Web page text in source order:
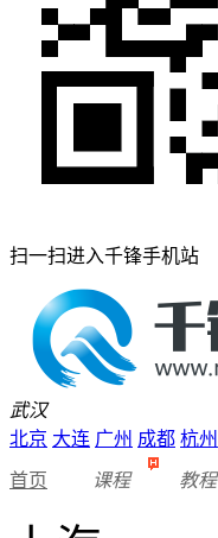
扫一扫进入千锋手机站
武汉
北京 大连 广州 成都 杭州
首页 课程 教程